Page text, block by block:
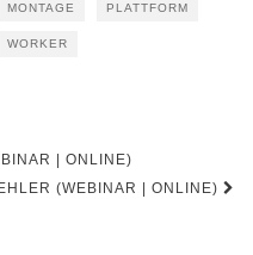
MONTAGE PLATTFORM
WORKER
| ONLINE)
(WEBINAR | ONLINE)